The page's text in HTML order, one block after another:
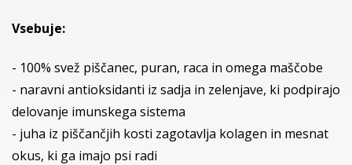
Vsebuje:
- 100% svež piščanec, puran, raca in omega maščobe
- naravni antioksidanti iz sadja in zelenjave, ki podpirajo
delovanje imunskega sistema
- juha iz piščančjih kosti zagotavlja kolagen in mesnat
okus, ki ga imajo psi radi